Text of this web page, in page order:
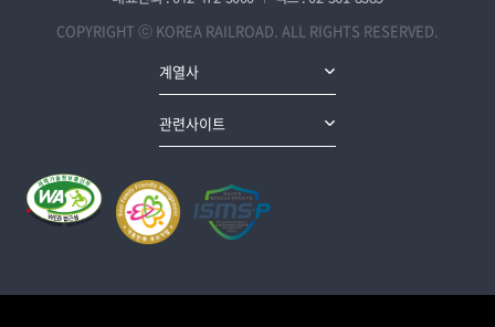
COPYRIGHT ⓒ KOREA RAILROAD. ALL RIGHTS RESERVED.
계열사
관련사이트